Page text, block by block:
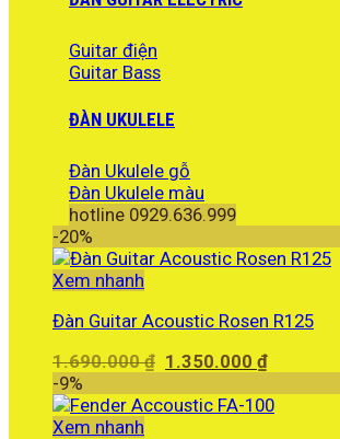
Guitar điện
Guitar Bass
ĐÀN UKULELE
Đàn Ukulele gỗ
Đàn Ukulele màu
hotline 0929.636.999
-20%
Xem nhanh
Đàn Guitar Acoustic Rosen R125
1.690.000₫ Giá
là:
1.350.000₫Giá
tại
-9%
Xem nhanh